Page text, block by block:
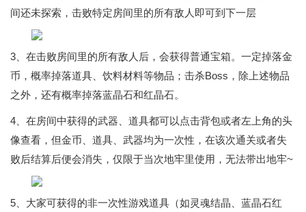
间还未探索，击败特定房间里的所有敌人即可到下一层
3、在击败房间里的所有敌人后，会获得普通宝箱。一定掉落金
币，概率掉落道具、饮料材料等物品；击杀Boss，除上述物品
之外，还有概率掉落蓝晶石和红晶石。
4、在房间中获得的武器、道具都可以点击背包或者左上角的头
像查看，但金币、道具、武器均为一次性，在该次通关或者失
败后结算后便会消失，仅限于当次地牢里使用，无法带出地牢~
5、大家可获得的非一次性游戏道具（如灵魂结晶、蓝晶石红